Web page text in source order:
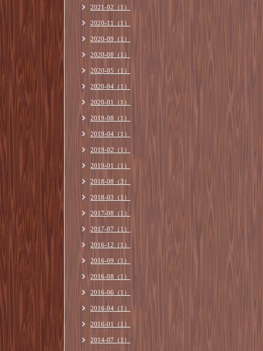
2021-02（1）
2020-11（1）
2020-09（1）
2020-08（1）
2020-05（1）
2020-04（1）
2020-01（1）
2019-08（1）
2019-04（1）
2019-02（1）
2019-01（1）
2018-08（3）
2018-03（1）
2017-08（1）
2017-07（1）
2016-12（1）
2016-09（1）
2016-08（1）
2016-06（1）
2016-04（1）
2016-01（1）
2014-07（1）